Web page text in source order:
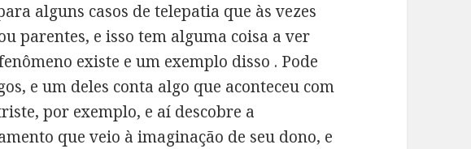
alguns casos de telepatia que às vezes
parentes, e isso tem alguma coisa a ver
existe e um exemplo disso . Pode
e um deles conta algo que aconteceu com
por exemplo, e aí descobre a
que veio à imaginação de seu dono, e